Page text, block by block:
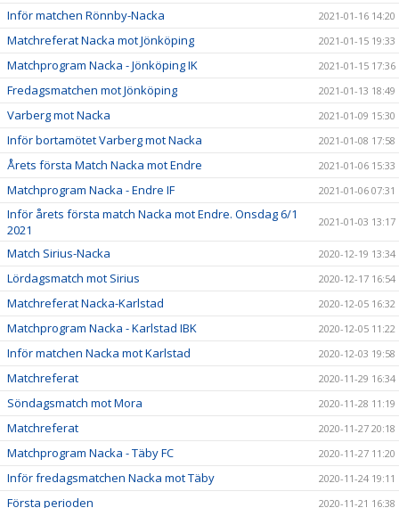
Inför matchen Rönnby-Nacka 2021-01-16 14:20
Matchreferat Nacka mot Jönköping 2021-01-15 19:33
Matchprogram Nacka - Jönköping IK 2021-01-15 17:36
Fredagsmatchen mot Jönköping 2021-01-13 18:49
Varberg mot Nacka 2021-01-09 15:30
Inför bortamötet Varberg mot Nacka 2021-01-08 17:58
Årets första Match Nacka mot Endre 2021-01-06 15:33
Matchprogram Nacka - Endre IF 2021-01-06 07:31
Inför årets första match Nacka mot Endre. Onsdag 6/1
2021
2021-01-03 13:17
Match Sirius-Nacka 2020-12-19 13:34
Lördagsmatch mot Sirius 2020-12-17 16:54
Matchreferat Nacka-Karlstad 2020-12-05 16:32
Matchprogram Nacka - Karlstad IBK 2020-12-05 11:22
Inför matchen Nacka mot Karlstad 2020-12-03 19:58
Matchreferat 2020-11-29 16:34
Söndagsmatch mot Mora 2020-11-28 11:19
Matchreferat 2020-11-27 20:18
Matchprogram Nacka - Täby FC 2020-11-27 11:20
Inför fredagsmatchen Nacka mot Täby 2020-11-24 19:11
Första perioden 2020-11-21 16:38